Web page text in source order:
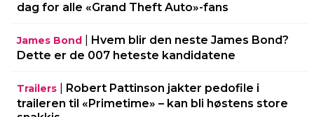
dag for alle «Grand Theft Auto»-fans
James Bond
Hvem blir den neste James Bond?
Dette er de 007 heteste kandidatene
Trailers
Robert Pattinson jakter pedofile i
traileren til «Primetime» – kan bli høstens store